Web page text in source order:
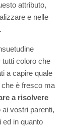
attributo,
e nelle
tutti coloro che
a capire quale
è fresco ma
a risolvere
ai vostri parenti,
in quanto